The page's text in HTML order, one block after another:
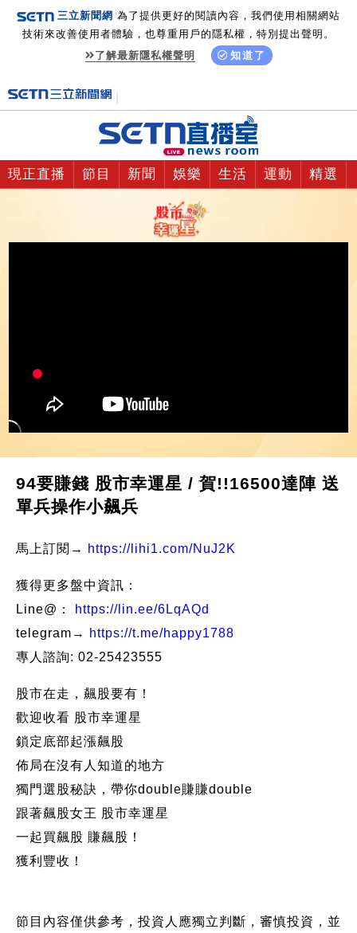
三立新聞網 為了提供更好的閱讀內容，我們使用相關網站
技術來改善使用者體驗，也尊重用戶的隱私權，特別提出聲明。
了解最新隱私權聲明
知道了
現正直播 節目 新聞 娛樂 生活 運動 精選
94要賺錢 股市幸運星 / 賀!!16500達陣 送
單兵操作小飆兵
馬上訂閱→ https://lihi1.com/NuJ2K
獲得更多盤中資訊：
Line@：
https://lin.ee/6LqAQd
telegram→
https://t.me/happy1788
專人諮詢: 02-25423555
股市在走，飆股要有！
歡迎收看 股市幸運星
鎖定底部起漲飆股
佈局在沒有人知道的地方
獨門選股秘訣，帶你double賺賺double
跟著飆股女王 股市幸運星
一起買飆股 賺飆股！
獲利豐收！
節目內容僅供參考，投資人應獨立判斷，審慎投資，並